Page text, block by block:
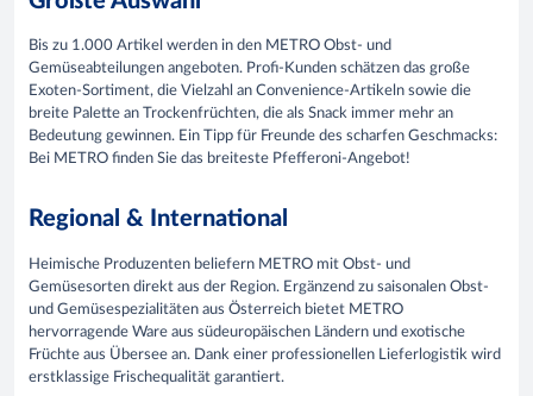
Bis zu 1.000 Artikel werden in den METRO Obst- und
Gemüseabteilungen angeboten. Profi-Kunden schätzen das große
Exoten-Sortiment, die Vielzahl an Convenience-Artikeln sowie die
breite Palette an Trockenfrüchten, die als Snack immer mehr an
Bedeutung gewinnen. Ein Tipp für Freunde des scharfen Geschmacks:
Bei METRO finden Sie das breiteste Pfefferoni-Angebot!
Regional & International
Heimische Produzenten beliefern METRO mit Obst- und
Gemüsesorten direkt aus der Region. Ergänzend zu saisonalen Obst-
und Gemüsespezialitäten aus Österreich bietet METRO
hervorragende Ware aus südeuropäischen Ländern und exotische
Früchte aus Übersee an. Dank einer professionellen Lieferlogistik wird
erstklassige Frischequalität garantiert.